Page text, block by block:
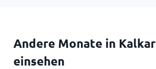
Andere Monate in Kalkar
einsehen